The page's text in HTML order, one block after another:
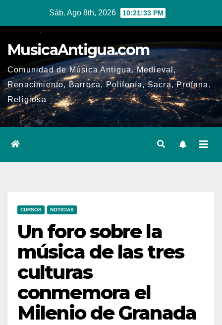
Sáb. Ago 8th, 2026 10:21:34 PM
MusicaAntigua.com
Comunidad de Música Antigua. Medieval,
Renacimiento, Barroca, Polifonía, Sacra, Profana,
Religiosa
CURSOS NOTICIAS
Un foro sobre la
música de las tres
culturas
conmemora el
Milenio de Granada